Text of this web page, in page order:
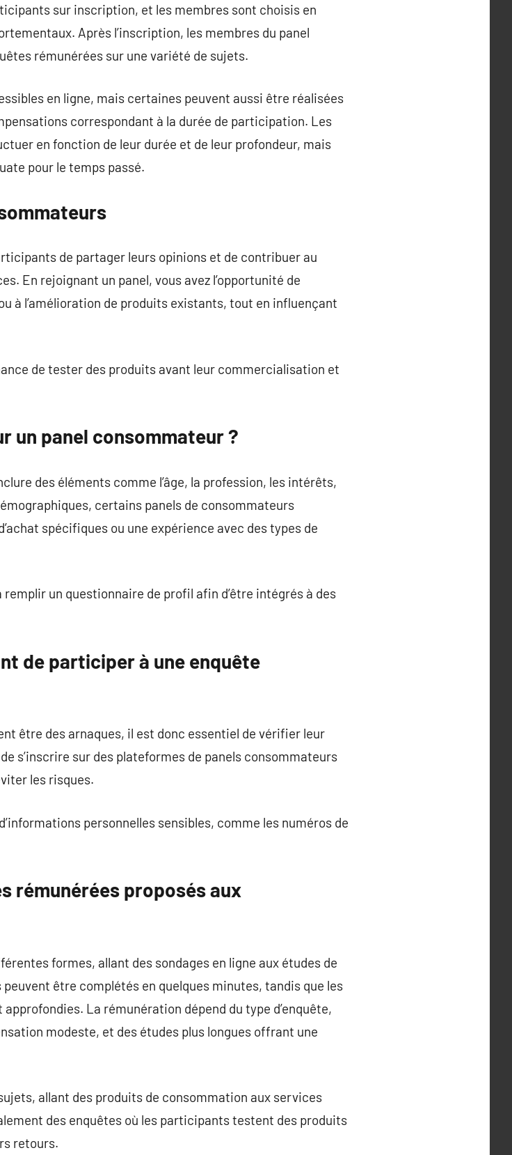
sur inscription, et les membres sont choisis en
Après l’inscription, les membres du panel
rémunérées sur une variété de sujets.
en ligne, mais certaines peuvent aussi être réalisées
correspondant à la durée de participation. Les
en fonction de leur durée et de leur profondeur, mais
pour le temps passé.
de partager leurs opinions et de contribuer au
En rejoignant un panel, vous avez l’opportunité de
à l’amélioration de produits existants, tout en influençant
de tester des produits avant leur commercialisation et
un panel consommateur ?
des éléments comme l’âge, la profession, les intérêts,
certains panels de consommateurs
spécifiques ou une expérience avec des types de
un questionnaire de profil afin d’être intégrés à des
de participer à une enquête
être des arnaques, il est donc essentiel de vérifier leur
s’inscrire sur des plateformes de panels consommateurs
les risques.
personnelles sensibles, comme les numéros de
rémunérées proposés aux
formes, allant des sondages en ligne aux études de
être complétés en quelques minutes, tandis que les
La rémunération dépend du type d’enquête,
modeste, et des études plus longues offrant une
allant des produits de consommation aux services
des enquêtes où les participants testent des produits
retours.